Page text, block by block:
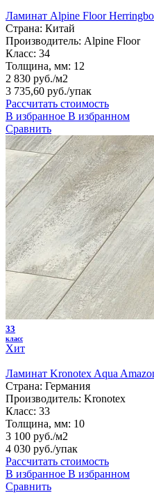
Ламинат Alpine Floor
Страна: Китай
Производитель: Alpine Floor
Класс: 34
Толщина, мм: 12
2 830 руб./м2
3 735,60 руб./упак
Рассчитать стоимость
В избранное В избранном
Сравнить
33
класс
Хит
Ламинат Kronotex Aqua
Страна: Германия
Производитель: Kronotex
Класс: 33
Толщина, мм: 10
3 100 руб./м2
4 030 руб./упак
Рассчитать стоимость
В избранное В избранном
Сравнить